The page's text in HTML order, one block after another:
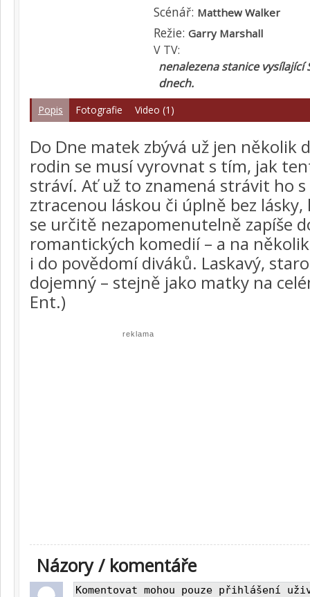
Scénář: Matthew Walker
Režie: Garry Marshall
V TV:
nenalezena stanice vysílající
dnech.
Popis Fotografie Video (1)
Do Dne matek zbývá už jen několik
rodin se musí vyrovnat s tím, jak
stráví. Ať už to znamená strávit ho
ztracenou láskou či úplně bez
se určitě nezapomenutelně zapíše
romantických komedií – a na
i do povědomí diváků. Laskavý,
dojemný – stejně jako matky na
Ent.)
reklama
Názory / komentáře